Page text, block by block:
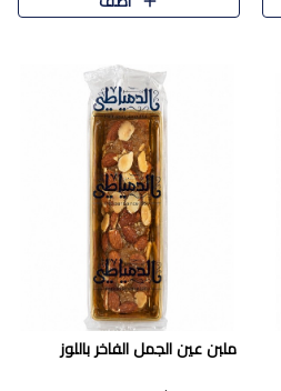
ونكهة جوزية غنية في كل
ملبن عين الجمل الفاخر باللوز